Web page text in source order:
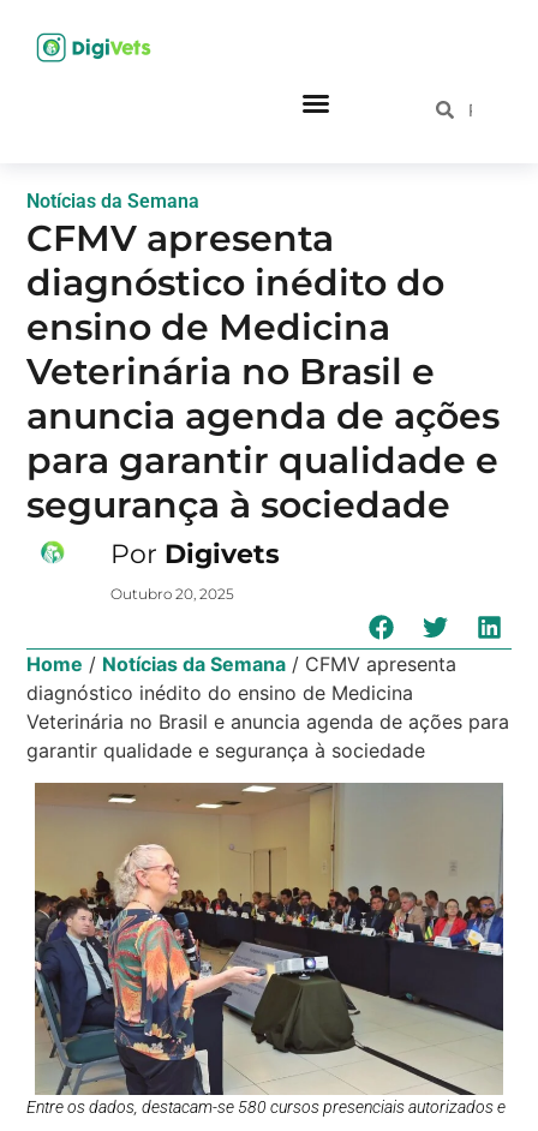
Notícias da Semana
CFMV apresenta
diagnóstico inédito do
ensino de Medicina
Veterinária no Brasil e
anuncia agenda de ações
para garantir qualidade e
segurança à sociedade
Por Digivets
Outubro 20, 2025
Home / Notícias da Semana / CFMV apresenta
diagnóstico inédito do ensino de Medicina
Veterinária no Brasil e anuncia agenda de ações para
garantir qualidade e segurança à sociedade
Entre os dados, destacam-se 580 cursos presenciais autorizados e